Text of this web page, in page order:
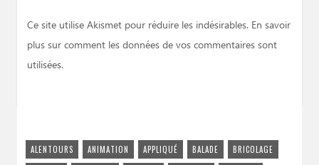
Ce site utilise Akismet pour réduire les indésirables. En savoir
plus sur comment les données de vos commentaires sont
utilisées.
ALENTOURS ANIMATION APPLIQUÉ BALADE
BRICOLAGE